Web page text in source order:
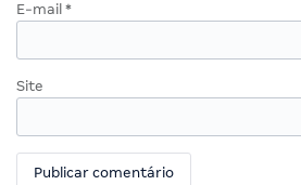
E-mail *
Site